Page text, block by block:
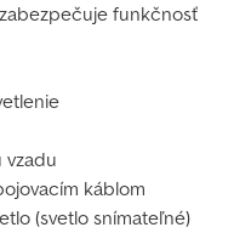
funkčnosť
vzadu
káblom
(svetlo snímateľné)